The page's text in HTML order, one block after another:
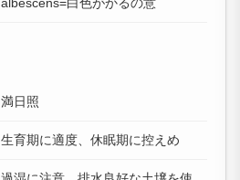
albescens=白色がかるの意
満日照
生育期に適度、休眠期に控えめ